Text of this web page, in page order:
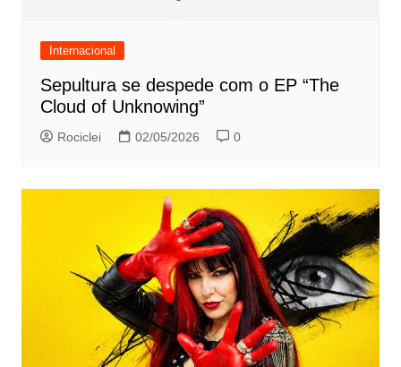
Internacional
Sepultura se despede com o EP “The
Cloud of Unknowing”
Rociclei 02/05/2026 0